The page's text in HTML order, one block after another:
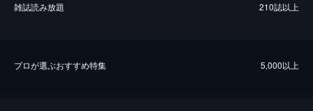
雑誌読み放題 210誌以上
プロが選ぶおすすめ特集 5,000以上